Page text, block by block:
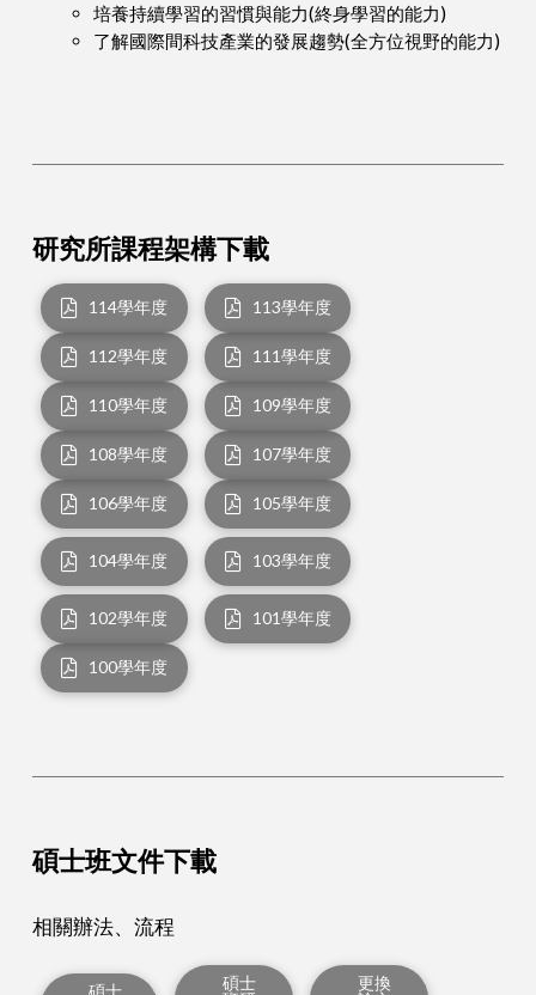
培養持續學習的習慣與能力(終身學習的能力)
了解國際間科技產業的發展趨勢(全方位視野的能力)
研究所課程架構下載
114學年度 113學年度
112學年度 111學年度
110學年度 109學年度
108學年度 107學年度
106學年度 105學年度
104學年度 103學年度
102學年度 101學年度
100學年度
碩士班文件下載
相關辦法、流程
碩士
碩士
更換